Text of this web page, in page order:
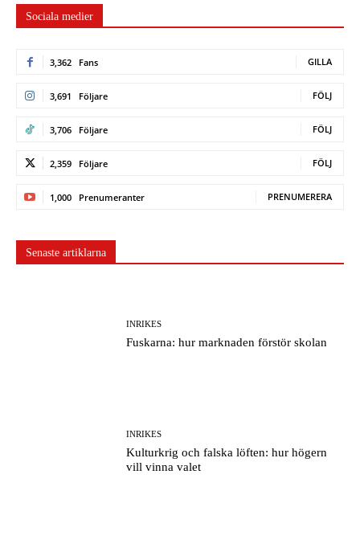
Sociala medier
3,362 Fans GILLA
3,691 Följare FÖLJ
3,706 Följare FÖLJ
2,359 Följare FÖLJ
1,000 Prenumeranter PRENUMERERA
Senaste artiklarna
INRIKES
Fuskarna: hur marknaden förstör skolan
INRIKES
Kulturkrig och falska löften: hur högern
vill vinna valet